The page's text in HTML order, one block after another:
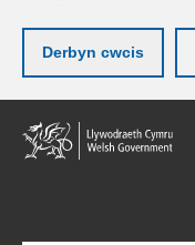
Derbyn cwcis
Neidio
i'r
prif